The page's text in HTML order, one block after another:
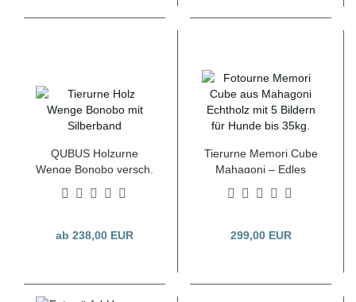
QUBUS Holzurne
Wenge Bonobo versch.
ab 238,00 EUR
Tierurne Memori Cube
Mahagoni – Edles
Fotofenstern für die
299,00 EUR